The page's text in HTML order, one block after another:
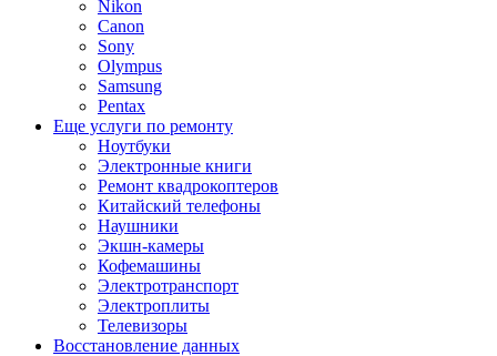
Nikon
Canon
Sony
Olympus
Samsung
Pentax
Еще услуги по ремонту
Ноутбуки
Электронные книги
Ремонт квадрокоптеров
Китайский телефоны
Наушники
Экшн-камеры
Кофемашины
Электротранспорт
Электроплиты
Телевизоры
Восстановление данных